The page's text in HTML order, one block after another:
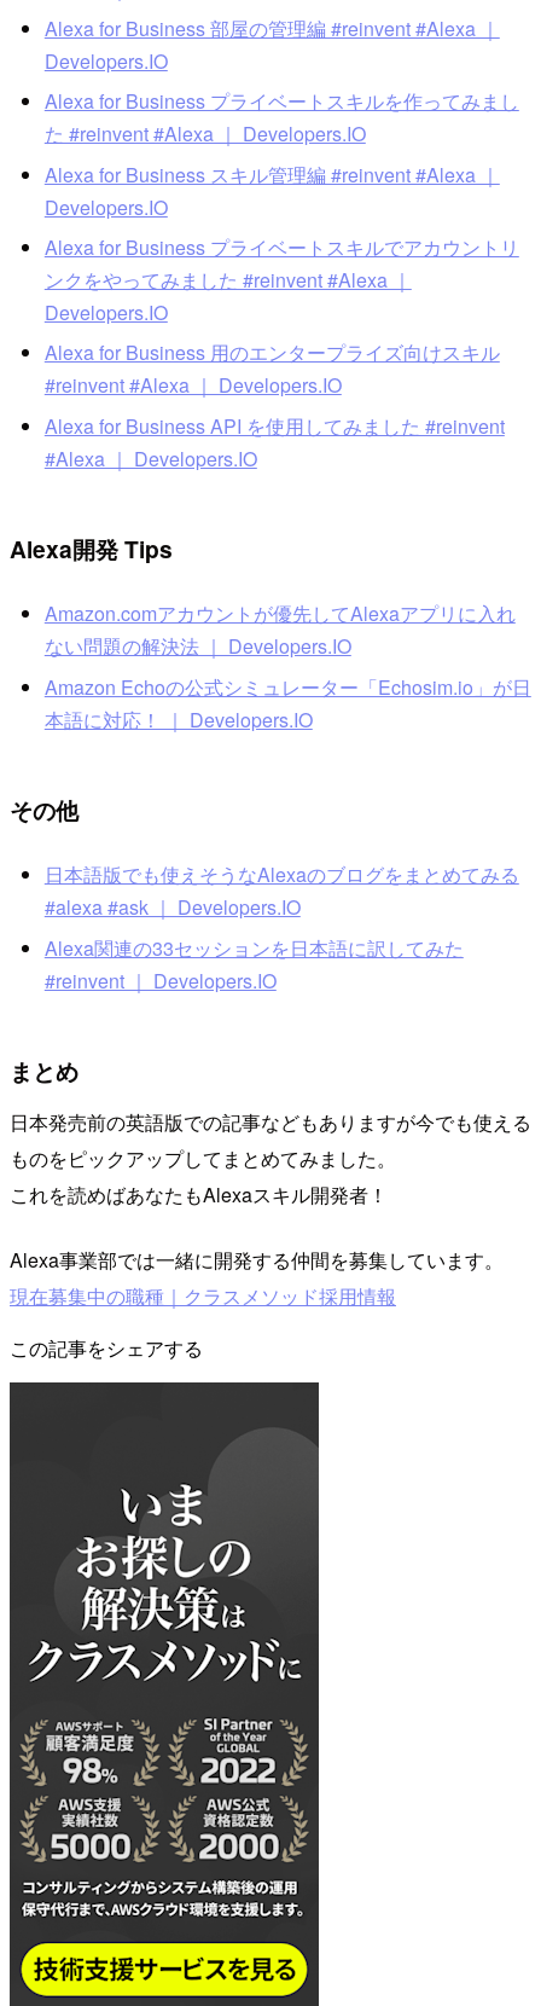
Alexa for Business 部屋の管理編 #reinvent #Alexa ｜
Developers.IO
Alexa for Business プライベートスキルを作ってみまし
た #reinvent #Alexa ｜ Developers.IO
Alexa for Business スキル管理編 #reinvent #Alexa ｜
Developers.IO
Alexa for Business プライベートスキルでアカウントリ
ンクをやってみました #reinvent #Alexa ｜
Developers.IO
Alexa for Business 用のエンタープライズ向けスキル
#reinvent #Alexa ｜ Developers.IO
Alexa for Business API を使用してみました #reinvent
#Alexa ｜ Developers.IO
Alexa開発 Tips
Amazon.comアカウントが優先してAlexaアプリに入れ
ない問題の解決法 ｜ Developers.IO
Amazon Echoの公式シミュレーター「Echosim.io」が日
本語に対応！ ｜ Developers.IO
その他
日本語版でも使えそうなAlexaのブログをまとめてみる
#alexa #ask ｜ Developers.IO
Alexa関連の33セッションを日本語に訳してみた
#reinvent ｜ Developers.IO
まとめ
日本発売前の英語版での記事などもありますが今でも使える
ものをピックアップしてまとめてみました。
これを読めばあなたもAlexaスキル開発者！
Alexa事業部では一緒に開発する仲間を募集しています。
現在募集中の職種｜クラスメソッド採用情報
この記事をシェアする